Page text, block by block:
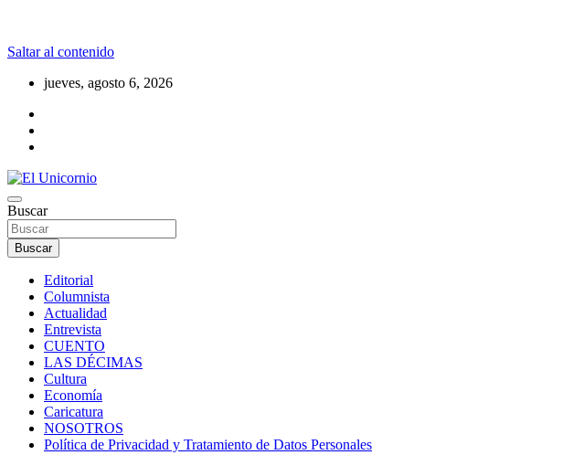
Saltar al contenido
jueves, agosto 6, 2026
El Unicornio
La realidad supera la fantasía
Buscar
Buscar
Editorial
Columnista
Actualidad
Entrevista
CUENTO
LAS DÉCIMAS
Cultura
Economía
Caricatura
NOSOTROS
Política de Privacidad y Tratamiento de Datos Personales